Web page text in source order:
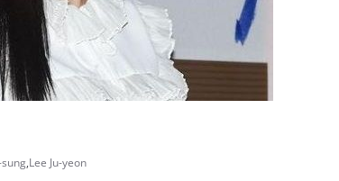
sung,Lee Ju-yeon